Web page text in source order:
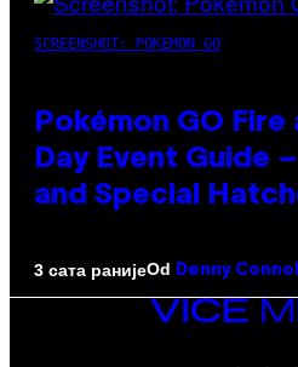
SCREENSHOT: POKEMON GO
Pokémon GO
Day Event Guide
and Special
3 сата ранијеOd Denny
VICE